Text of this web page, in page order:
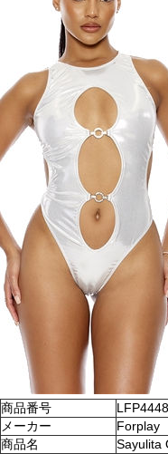
商品番号
メーカー
Forplay
商品名
Sayulita